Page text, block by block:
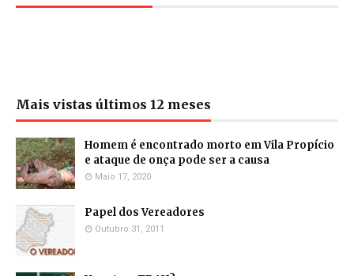
Mais vistas últimos 12 meses
Homem é encontrado morto em Vila Propício
e ataque de onça pode ser a causa
Maio 17, 2020
Papel dos Vereadores
Outubro 31, 2011